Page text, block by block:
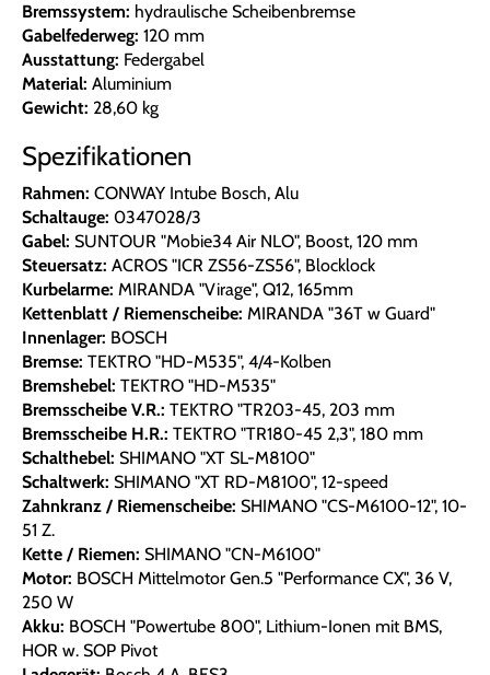
Bremssystem: hydraulische Scheibenbremse
Gabelfederweg: 120 mm
Ausstattung: Federgabel
Material: Aluminium
Gewicht: 28,60 kg
Spezifikationen
Rahmen: CONWAY Intube Bosch, Alu
Schaltauge: 0347028/3
Gabel: SUNTOUR "Mobie34 Air NLO", Boost, 120 mm
Steuersatz: ACROS "ICR ZS56-ZS56", Blocklock
Kurbelarme: MIRANDA "Virage", Q12, 165mm
Kettenblatt / Riemenscheibe: MIRANDA "36T w Guard"
Innenlager: BOSCH
Bremse: TEKTRO "HD-M535", 4/4-Kolben
Bremshebel: TEKTRO "HD-M535"
Bremsscheibe V.R.: TEKTRO "TR203-45, 203 mm
Bremsscheibe H.R.: TEKTRO "TR180-45 2,3", 180 mm
Schalthebel: SHIMANO "XT SL-M8100"
Schaltwerk: SHIMANO "XT RD-M8100", 12-speed
Zahnkranz / Riemenscheibe: SHIMANO "CS-M6100-12", 10-
51 Z.
Kette / Riemen: SHIMANO "CN-M6100"
Motor: BOSCH Mittelmotor Gen.5 "Performance CX", 36 V,
250 W
Akku: BOSCH "Powertube 800", Lithium-Ionen mit BMS,
HOR w. SOP Pivot